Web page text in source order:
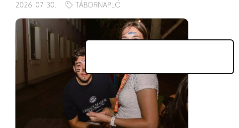
2026. 07. 30. TÁBORNAPLÓ